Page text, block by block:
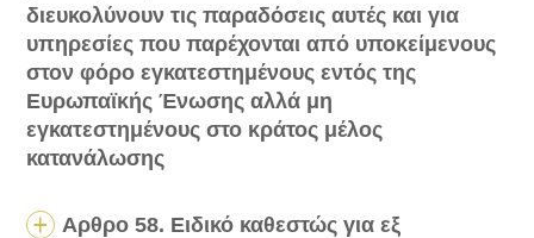
διευκολύνουν τις παραδόσεις αυτές και για
υπηρεσίες που παρέχονται από υποκείμενους
στον φόρο εγκατεστημένους εντός της
Ευρωπαϊκής Ένωσης αλλά μη
εγκατεστημένους στο κράτος μέλος
κατανάλωσης
Αρθρο 58. Ειδικό καθεστώς για εξ